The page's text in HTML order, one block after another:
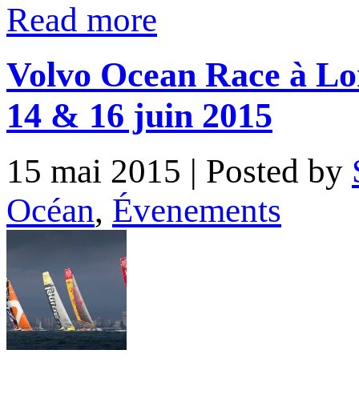
Read more
Volvo Ocean Race à
14 & 16 juin 2015
15 mai 2015 | Posted by
Océan, Évenements